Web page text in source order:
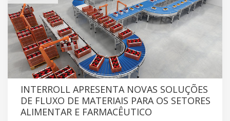
INTERROLL APRESENTA NOVAS SOLUÇÕES
DE FLUXO DE MATERIAIS PARA OS SETORES
ALIMENTAR E FARMACÊUTICO